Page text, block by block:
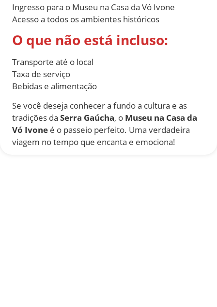
Ingresso para o Museu na Casa da Vó Ivone
Acesso a todos os ambientes históricos
O que não está incluso:
Transporte até o local
Taxa de serviço
Bebidas e alimentação
Se você deseja conhecer a fundo a cultura e as
tradições da Serra Gaúcha, o Museu na Casa da
Vó Ivone é o passeio perfeito. Uma verdadeira
viagem no tempo que encanta e emociona!